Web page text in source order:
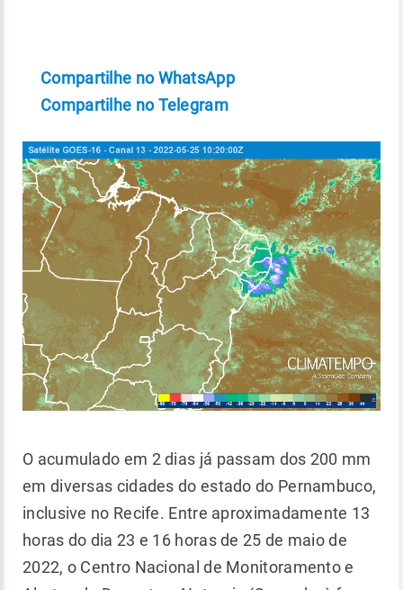
Compartilhe no WhatsApp
Compartilhe no Telegram
O acumulado em 2 dias já passam dos 200 mm
em diversas cidades do estado do Pernambuco,
inclusive no Recife. Entre aproximadamente 13
horas do dia 23 e 16 horas de 25 de maio de
2022, o Centro Nacional de Monitoramento e